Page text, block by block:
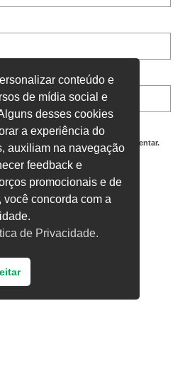
para a próxima vez que eu comentar.
conteúdo e
de mídia social e
desses cookies
a experiência do
auxiliam na navegação
feedback e
promocionais e de
você concorda com a
de Privacidade.